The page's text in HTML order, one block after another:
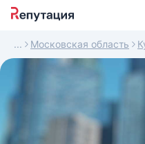
Московская область